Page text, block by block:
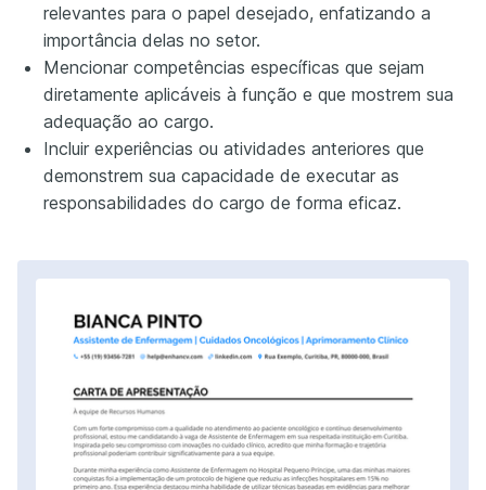
relevantes para o papel desejado, enfatizando a
importância delas no setor.
Mencionar competências específicas que sejam
diretamente aplicáveis à função e que mostrem sua
adequação ao cargo.
Incluir experiências ou atividades anteriores que
demonstrem sua capacidade de executar as
responsabilidades do cargo de forma eficaz.